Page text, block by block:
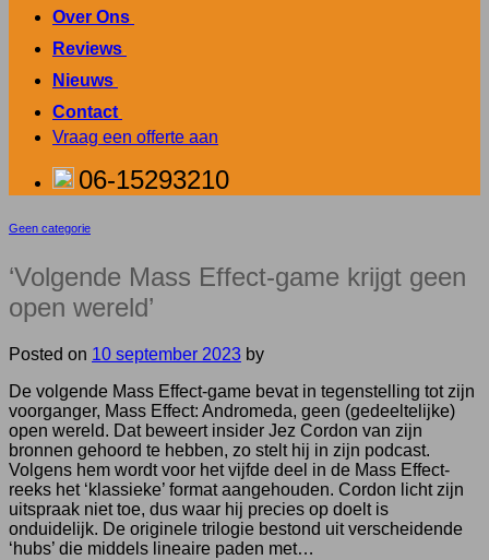
Over Ons
Reviews
Nieuws
Contact
Vraag een offerte aan
06-15293210
Geen categorie
‘Volgende Mass Effect-game krijgt geen
open wereld’
Posted on 10 september 2023 by
De volgende Mass Effect-game bevat in tegenstelling tot zijn
voorganger, Mass Effect: Andromeda, geen (gedeeltelijke)
open wereld. Dat beweert insider Jez Cordon van zijn
bronnen gehoord te hebben, zo stelt hij in zijn podcast.
Volgens hem wordt voor het vijfde deel in de Mass Effect-
reeks het ‘klassieke’ format aangehouden. Cordon licht zijn
uitspraak niet toe, dus waar hij precies op doelt is
onduidelijk. De originele trilogie bestond uit verscheidende
‘hubs’ die middels lineaire paden met…